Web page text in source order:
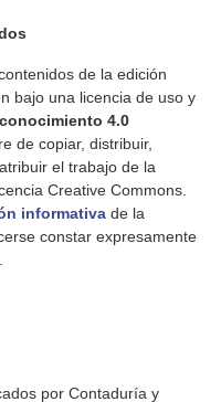
de la edición
bajo una licencia de uso y
4.0
de copiar, distribuir,
el trabajo de la
Creative Commons.
informativa de la
constar expresamente
por Contaduría y